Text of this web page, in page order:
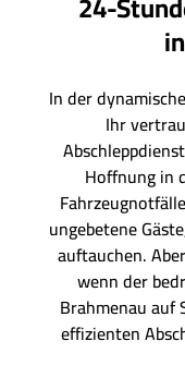
In der
Ihr
Hoffnung in
ungebetene
auftauchen.
wenn der
Brahmenau auf
effizienten